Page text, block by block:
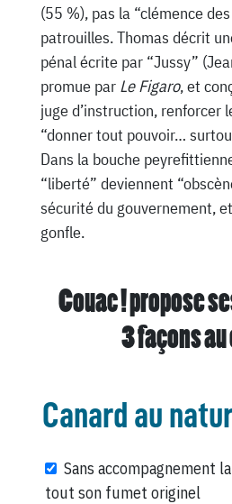
(55 %), pas la “clémence
patrouilles. Thomas décrit
pénal écrite par “Jussy”
promue par Le Figaro, et
juge d’instruction, renforcer
“donner tout pouvoir…
Dans la bouche
“liberté” deviennent
sécurité du gouvernement,
gonfle.
Couac ! propose
3 façons
Canard au
Sans accompagnement
tout son fumet originel